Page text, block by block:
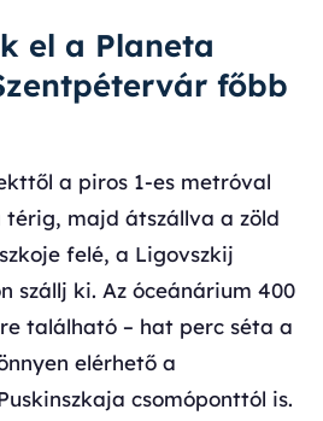
el a Planeta
főbb
a piros 1-es metróval
térig, majd átszállva a zöld
felé, a Ligovszkij
szállj ki. Az óceánárium 400
található – hat perc séta a
elérhető a
csomóponttól is.